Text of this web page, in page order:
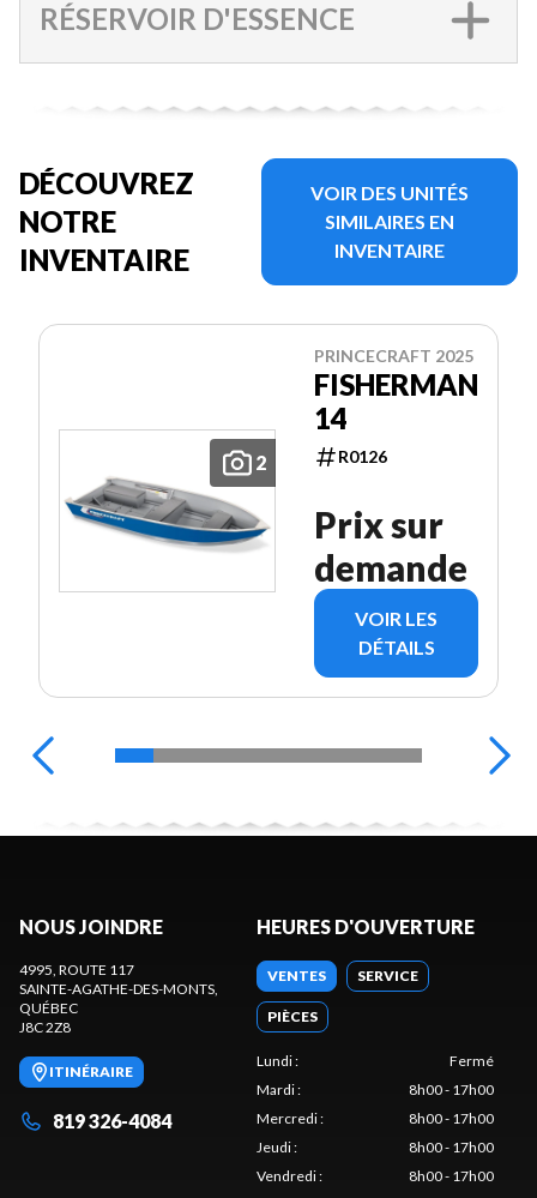
RÉSERVOIR D'ESSENCE
DÉCOUVREZ
NOTRE
INVENTAIRE
VOIR DES UNITÉS
SIMILAIRES EN
INVENTAIRE
2
PRINCECRAFT 2025
FISHERMAN
14
R0126
Prix sur
demande
VOIR LES
DÉTAILS
NOUS JOINDRE
4995, ROUTE 117
SAINTE-AGATHE-DES-MONTS
QUÉBEC
J8C 2Z8
ITINÉRAIRE
819 326-4084
HEURES D'OUVERTURE
VENTES SERVICE
PIÈCES
Lundi:
Fermé
Mardi:
8h00 - 17h00
Mercredi:
8h00 - 17h00
Jeudi:
8h00 - 17h00
Vendredi:
8h00 - 17h00